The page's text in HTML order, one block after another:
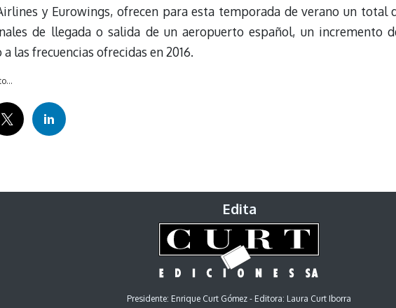
y Eurowings, ofrecen para esta temporada de verano un total
de llegada o salida de un aeropuerto español, un incremento
las frecuencias ofrecidas en 2016.
Edita
Presidente: Enrique Curt Gómez - Editora: Laura Curt Iborra